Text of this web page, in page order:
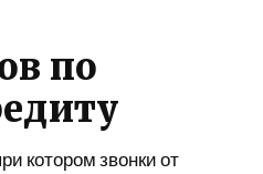
по
котором звонки от